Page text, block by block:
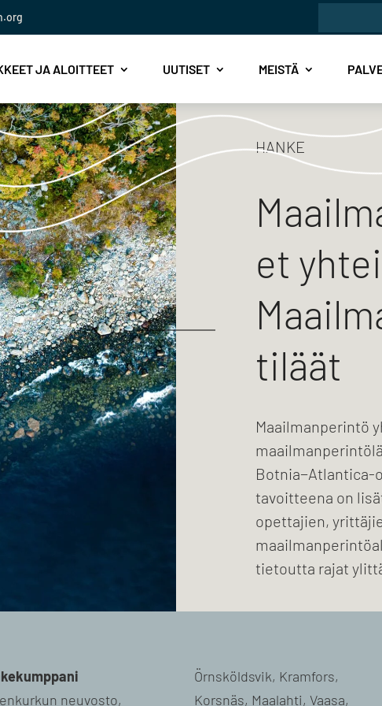
JA ALOITTEET UUTISET MEISTÄ
HANKE
et
tiläät
Maailmanperintö
Botnia−Atlantica-
tavoitteena on
opettajien,
tietoutta rajat
neuvosto,
Örnsköldsvik, Kramfors,
Maalahti, Vaasa,